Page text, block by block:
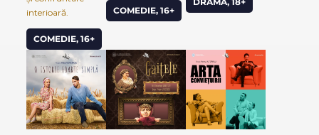
interioară.
COMEDIE, 16+
COMEDIE, 16+